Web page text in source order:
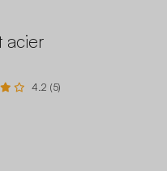
acier
4.2 (5)